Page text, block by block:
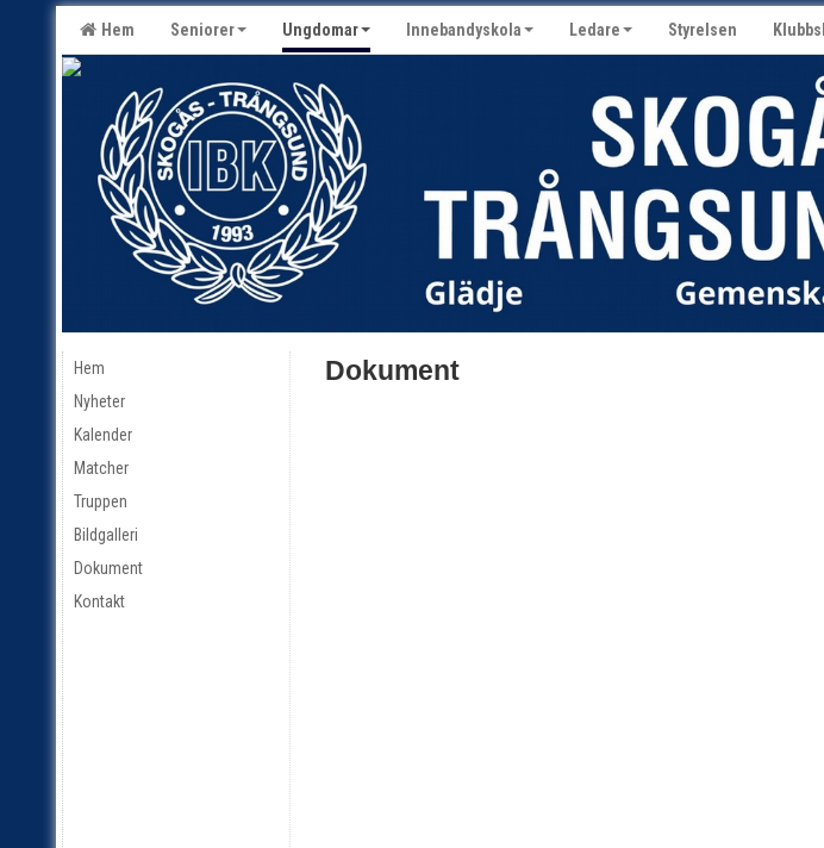
Hem Seniorer Ungdomar Innebandyskola Ledare Styrelsen
Hem
Nyheter
Kalender
Matcher
Truppen
Bildgalleri
Dokument
Kontakt
Dokument